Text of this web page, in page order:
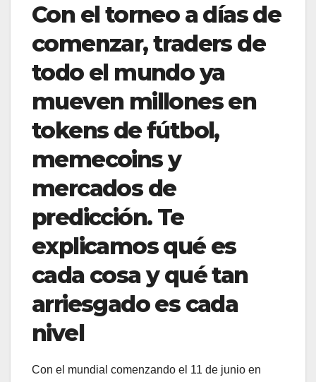
Con el torneo a días de
comenzar, traders de
todo el mundo ya
mueven millones en
tokens de fútbol,
memecoins y
mercados de
predicción. Te
explicamos qué es
cada cosa y qué tan
arriesgado es cada
nivel
Con el mundial comenzando el 11 de junio en